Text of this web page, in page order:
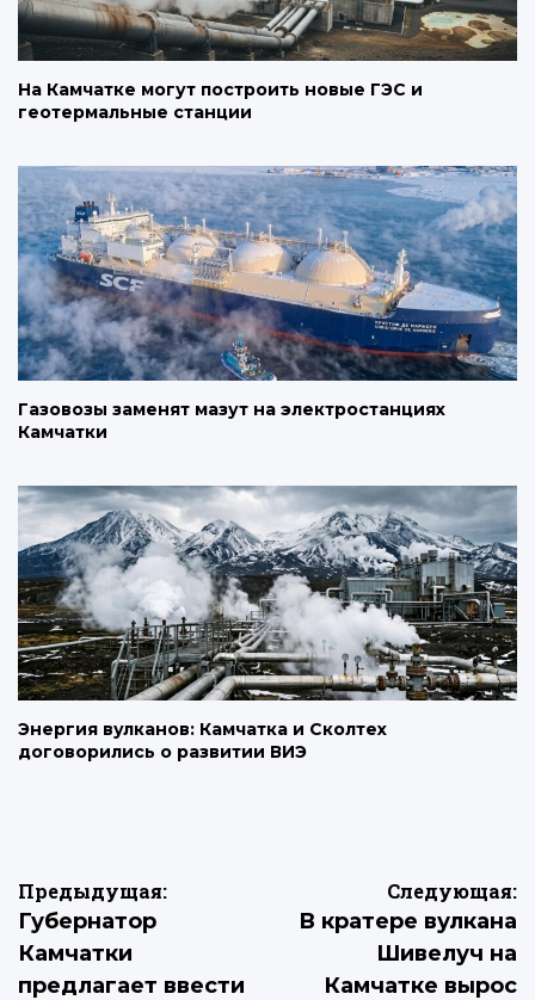
На Камчатке могут построить новые ГЭС и
геотермальные станции
Газовозы заменят мазут на электростанциях
Камчатки
Энергия вулканов: Камчатка и Сколтех
договорились о развитии ВИЭ
Навигация
по
записям
Предыдущая:
Губернатор
Камчатки
предлагает ввести
Следующая:
В кратере вулкана
Шивелуч на
Камчатке вырос